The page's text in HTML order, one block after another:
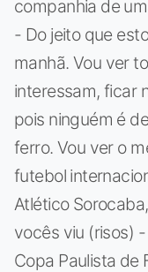
companhia de
- Do jeito que
manhã. Vou ver
interessam, ficar
pois ninguém é
ferro. Vou ver o
futebol
Atlético
vocês viu (risos)
Copa Paulista de